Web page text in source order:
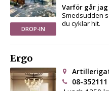
DROP-IN
Varför går jag
Smedsudden
du cyklar hit.
Ergo
08-352111